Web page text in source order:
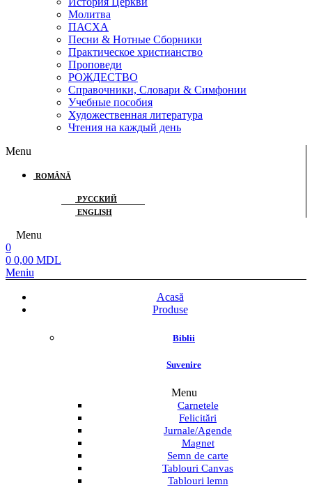
Молитва
ПАСХА
Песни & Нотные Сборники
Практическое христианство
Проповеди
РОЖДЕСТВО
Справочники, Словари & Симфонии
Учебные пособия
Художественная литература
Чтения на каждый день
Menu
ROMÂNĂ
РУССКИЙ
ENGLISH
Menu
0
0 0,00 MDL
Meniu
Acasă
Produse
Biblii
Suvenire
Menu
Carnetele
Felicitări
Jurnale/Agende
Magnet
Semn de carte
Tablouri Canvas
Tablouri lemn